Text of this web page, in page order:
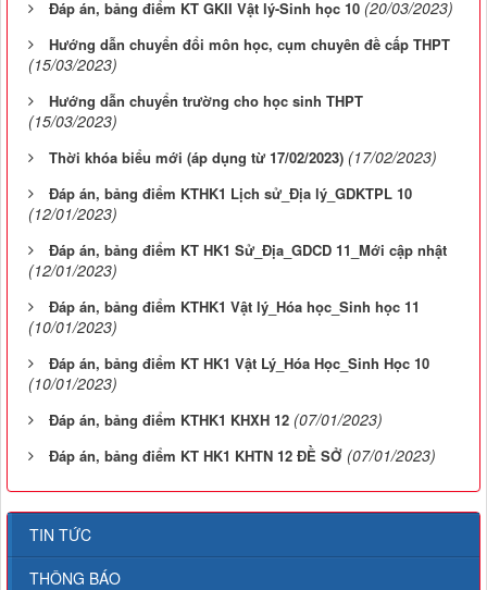
Đáp án, bảng điểm KT GKII Vật lý-Sinh học 10 (20/03/2023)
Hướng dẫn chuyển đổi môn học, cụm chuyên đề cấp THPT
(15/03/2023)
Hướng dẫn chuyển trường cho học sinh THPT
(15/03/2023)
Thời khóa biểu mới (áp dụng từ 17/02/2023) (17/02/2023)
Đáp án, bảng điểm KTHK1 Lịch sử_Địa lý_GDKTPL 10
(12/01/2023)
Đáp án, bảng điểm KT HK1 Sử_Địa_GDCD 11_Mới cập nhật
(12/01/2023)
Đáp án, bảng điểm KTHK1 Vật lý_Hóa học_Sinh học 11
(10/01/2023)
Đáp án, bảng điểm KT HK1 Vật Lý_Hóa Học_Sinh Học 10
(10/01/2023)
Đáp án, bảng điểm KTHK1 KHXH 12 (07/01/2023)
Đáp án, bảng điểm KT HK1 KHTN 12 ĐỀ SỞ (07/01/2023)
TIN TỨC
THÔNG BÁO